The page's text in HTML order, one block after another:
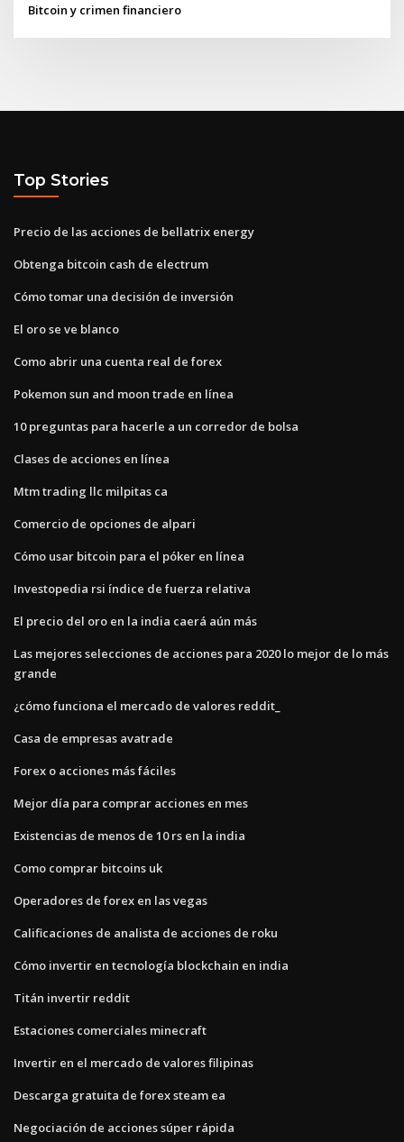
Bitcoin y crimen financiero
Top Stories
Precio de las acciones de bellatrix energy
Obtenga bitcoin cash de electrum
Cómo tomar una decisión de inversión
El oro se ve blanco
Como abrir una cuenta real de forex
Pokemon sun and moon trade en línea
10 preguntas para hacerle a un corredor de bolsa
Clases de acciones en línea
Mtm trading llc milpitas ca
Comercio de opciones de alpari
Cómo usar bitcoin para el póker en línea
Investopedia rsi índice de fuerza relativa
El precio del oro en la india caerá aún más
Las mejores selecciones de acciones para 2020 lo mejor de lo más
grande
¿cómo funciona el mercado de valores reddit_
Casa de empresas avatrade
Forex o acciones más fáciles
Mejor día para comprar acciones en mes
Existencias de menos de 10 rs en la india
Como comprar bitcoins uk
Operadores de forex en las vegas
Calificaciones de analista de acciones de roku
Cómo invertir en tecnología blockchain en india
Titán invertir reddit
Estaciones comerciales minecraft
Invertir en el mercado de valores filipinas
Descarga gratuita de forex steam ea
Negociación de acciones súper rápida